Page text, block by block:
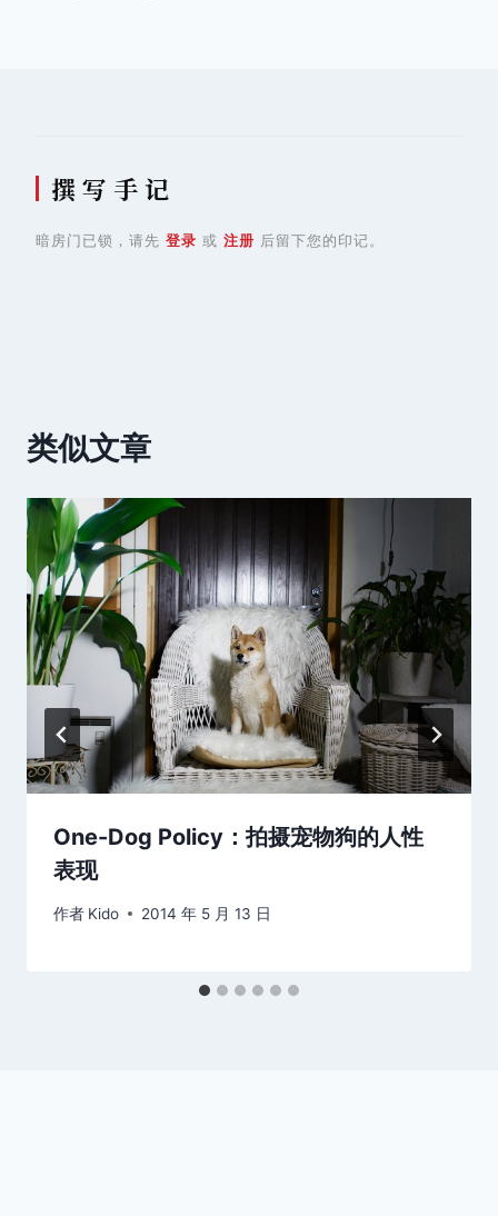
撰 写 手 记
暗房门已锁，请先 登录 或 注册 后留下您的印记。
类似文章
One-Dog Policy：拍摄宠物狗的人性
表现
作者 Kido 2014 年 5 月 13 日